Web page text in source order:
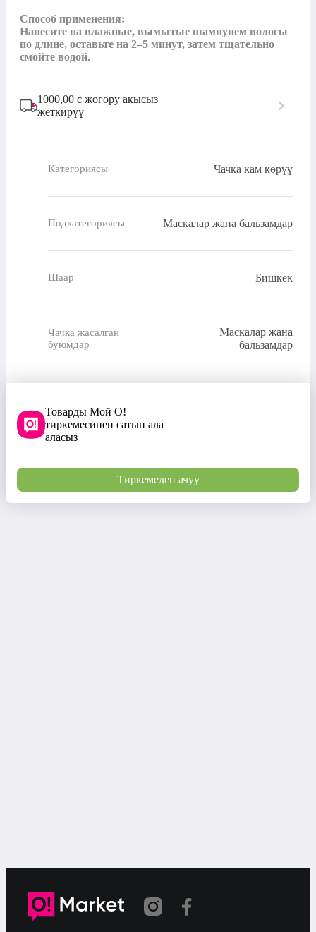
Способ применения:
Нанесите на влажные, вымытые шампунем волосы
по длине, оставьте на 2–5 минут, затем тщательно
смойте водой.
1000,00 с жогору акысыз
жеткирүү
Категориясы Чачка кам көрүү
Подкатегориясы Маскалар жана бальзамдар
Шаар Бишкек
Чачка жасалган
буюмдар
Маскалар жана
бальзамдар
Товарды Мой О!
тиркемесинен сатып ала
аласыз
Тиркемеден ачуу